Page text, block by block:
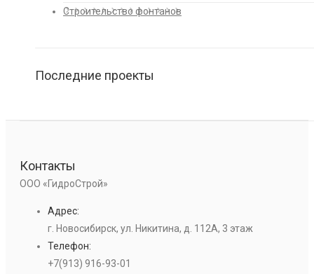
Строительство фонтанов
Последние проекты
Контакты
ООО «ГидроСтрой»
Адрес:
г. Новосибирск, ул. Никитина, д. 112А, 3 этаж
Телефон:
+7(913) 916-93-01